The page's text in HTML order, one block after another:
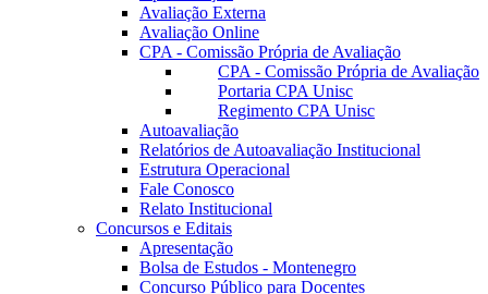
Avaliação Externa
Avaliação Online
CPA - Comissão Própria de Avaliação
CPA - Comissão Própria de Avaliação
Portaria CPA Unisc
Regimento CPA Unisc
Autoavaliação
Relatórios de Autoavaliação Institucional
Estrutura Operacional
Fale Conosco
Relato Institucional
Concursos e Editais
Apresentação
Bolsa de Estudos - Montenegro
Concurso Público para Docentes